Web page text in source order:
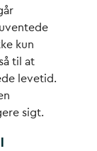
kun
til at
levetid.
sigt.